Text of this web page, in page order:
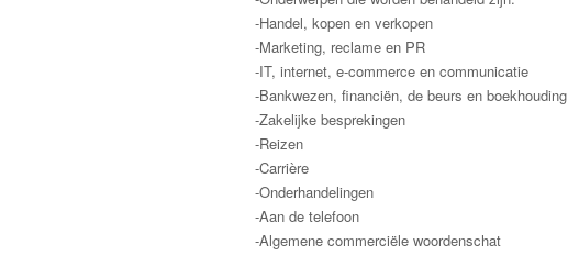
-Handel, kopen en verkopen
-Marketing, reclame en PR
-IT, internet, e-commerce en communicatie
-Bankwezen, financiën, de beurs en boekhouding
-Zakelijke besprekingen
-Reizen
-Carrière
-Onderhandelingen
-Aan de telefoon
-Algemene commerciële woordenschat